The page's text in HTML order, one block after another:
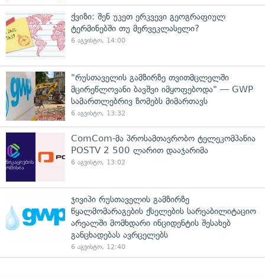
ქვიზი: შენ უკეთ ერკვევი გეოგრაფიულ
ტერმინებში თუ მერვეკლასელი?
6 აგვისტო, 14:00
"რუსთაველის გამზირზე თვითმცლელში
მცირეწლოვანი ბავშვი იმყოფებოდა" — GWP
სამართლებრივ ზომებს მიმართავს
6 აგვისტო, 13:32
ComCom-მა პროსამთავრობო ტელეკომპანია
POSTV 2 500 ლარით დააჯარიმა
6 აგვისტო, 13:02
ჯივიპი რუსთაველის გამზირზე
წყალმომარაგების ქსელების სარეაბილიტაციო
არეალში მომხდარი ინციდენტის შესახებ
განცხადებას ავრცელებს
6 აგვისტო, 12:40